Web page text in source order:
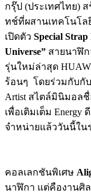
กรุ๊ป (ประเทศไทย) ส
ทช์ที่ผสานเทคโนโล
เปิดตัว Special
Universe” สายนาฬิ
รุ่นใหม่ล่าสุด
ร้อนๆ โดยร่วมกับกับ
Artist สไตล์มินิมอลชื่
เพื่อเติมเต็ม Energy
จำหน่ายแล้ววันนี้ใน
คอลเลกชันพิเศษ
นาฬิกา แต่คืองานศิ